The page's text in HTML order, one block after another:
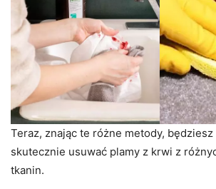
Teraz, znając te różne metody,
skutecznie usuwać plamy z krwi z
tkanin.